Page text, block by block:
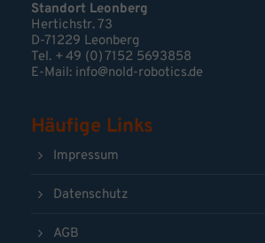
Standort Leonberg
Hertichstr. 73
D-71229 Leonberg
Tel. + 49 (0) 7152 5693858
E-Mail: info@nold-robotics.de
Häufige Links
Impressum
Datenschutz
AGB